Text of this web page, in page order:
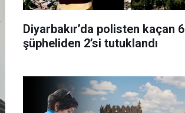
Diyarbakır’da polisten kaçan 6
şüpheliden 2’si tutuklandı